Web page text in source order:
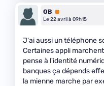
OB Premium
Le 22 avril à 09h15
J'ai aussi un téléphone
Certaines appli
pense à l'identité
banques ça dépends
la mienne marche par